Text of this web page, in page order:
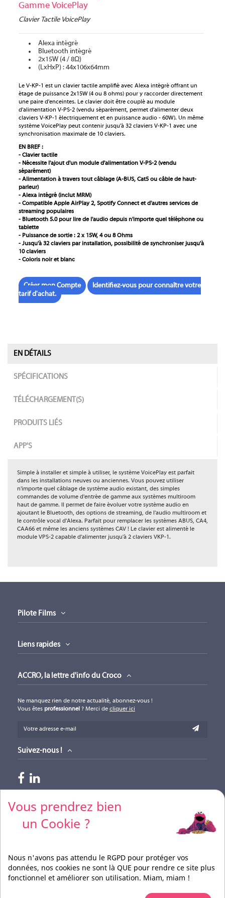
Gamme VoicePlay
Clavier Tactile VoicePlay
Alexa intégré
Bluetooth intégré
2x15W (4 / 8Ω)
(LxHxP) : 44x106x64mm
Le V-KP-1 est un clavier tactile amplifié avec Alexa intégré offrant un
étage de puissance 2x15W (4 ou 8 ohms) pour y raccorder directement
une paire d'enceintes. Le clavier doit être couplé au module
d'alimentation V-PS-2 (vendu séparément, permet d'alimenter deux
claviers V-KP-1 électriquement et en puissance audio - 60W). Un même
système VoicePlay peut contenir jusqu'à 32 claviers V-KP-1 avec une
synchronisation maximale de 10 claviers.
EN BREF :
- Clavier tactile
- Nécessite l'ajout d'un module d'alimentation V-PS-2 (vendu
séparément)
- Alimentation à travers tout câblage (A-BUS, Cat5 ou câble de haut-
parleur)
- Alexa intégré (inclut MRM)
- Compatible Apple AirPlay 2, Spotify Connect et d'autres services de
streaming populaires
- Bluetooth 5.0 pour lire de l'audio depuis n'importe quel téléphone ou
tablette
- Puissance de sortie : 2 x 15W, 4 ou 8 Ohms
- Jusqu'à 32 claviers par installation, possibilité de synchroniser jusqu'à
10 claviers
- Coloris noir et blanc
Créer mon Compte
Identifiez-vous pour connaître votre
tarif d'achat.
EN DÉTAILS
SPÉCIFICATIONS
TÉLÉCHARGEMENT(S)
PRODUITS LIÉS
APP'S
Simple à installer et simple à utiliser, le système VoicePlay est parfait
dans les installations neuves ou anciennes. Vous pouvez utiliser
n'importe quel câblage de système audio existant, des simples
commandes de volume d'entrée de gamme aux systèmes multiroom
haut de gamme. Il permet de faire évoluer votre système audio en
ajoutant le Bluetooth, des options de streaming, de l'audio multiroom et
le contrôle vocal d'Alexa. Parfait pour remplacer les systèmes ABUS, CA4,
CAA66 et même les anciens systèmes CAV ! Le clavier est alimenté le
module VPS-2 capable d'alimenter jusqu'à 2 claviers VKP-1.
Téléchargement (8.62MB)
RUSSOUND
Pilote Films
Liens rapides
Vous prendrez bien
un Cookie ?
Nous n'avons pas attendu le RGPD pour protéger vos
données, nos cookies ne sont là QUE pour rendre ce site plus
fonctionnel et améliorer son utilisation. Miam, miam !
ACCRO, la lettre d'info du Croco
Ne manquez rien de notre actualité, abonnez-vous !
Vous êtes professionnel ? Merci de cliquer ici
Suivez-nous !
Paiements acceptés
Pour vos règlements par CB, merci de nous contacter